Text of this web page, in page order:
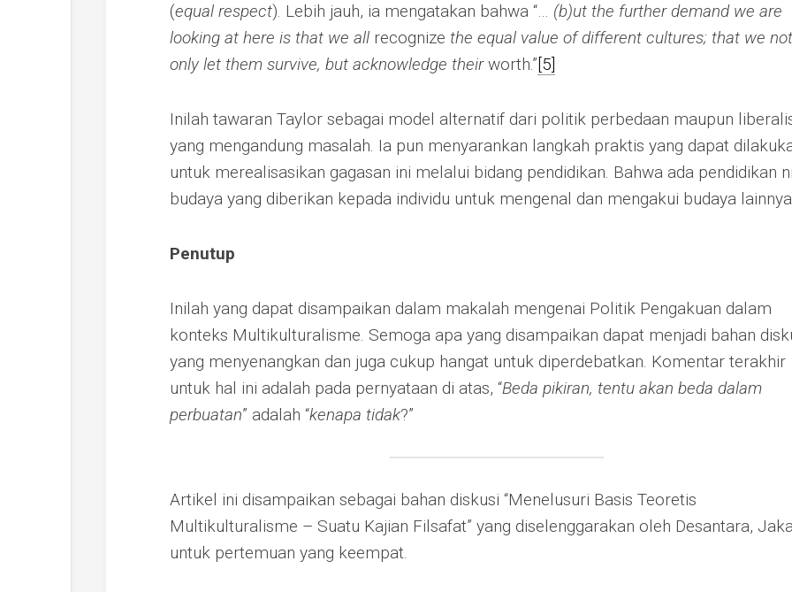
(equal respect). Lebih jauh, ia mengatakan bahwa “… (b)ut the further demand we are
looking at here is that we all recognize the equal value of different cultures; that we not
only let them survive, but acknowledge theirworth.”[5]
Inilah tawaran Taylor sebagai model alternatif dari politik perbedaan maupun
yang mengandung masalah. Ia pun menyarankan langkah praktis yang dapat
untuk merealisasikan gagasan ini melalui bidang pendidikan. Bahwa ada pendidikan
budaya yang diberikan kepada individu untuk mengenal dan mengakui budaya
Penutup
Inilah yang dapat disampaikan dalam makalah mengenai Politik Pengakuan dalam
konteks Multikulturalisme. Semoga apa yang disampaikan dapat menjadi bahan
yang menyenangkan dan juga cukup hangat untuk diperdebatkan. Komentar terakhir
untuk hal ini adalah pada pernyataan di atas, “Beda pikiran, tentu akan beda dalam
perbuatan” adalah “kenapa tidak?”
Artikel ini disampaikan sebagai bahan diskusi “Menelusuri Basis Teoretis
Multikulturalisme – Suatu Kajian Filsafat” yang diselenggarakan oleh Desantara,
untuk pertemuan yang keempat.